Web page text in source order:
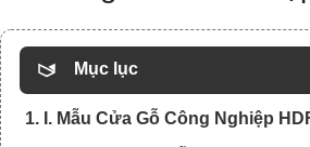
Mục lục
1. I. Mẫu Cửa Gỗ Công Nghiệp